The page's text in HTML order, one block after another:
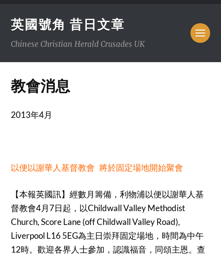
英國號角 昔日文章
Chinese Christian Herald Crusades UK
教會消息
2013年4月
以便以謝華人基督教會 將於固定場地開始聚會
【本報英國訊】經數月籌備，利物浦以便以謝華人基
督教會4月7日起，以Childwall Valley Methodist
Church, Score Lane (off Childwall Valley Road),
Liverpool L16 5EG為主日崇拜固定場地，時間為中午
12時。歡迎各界人士參加，認識福音，同頌主恩。查